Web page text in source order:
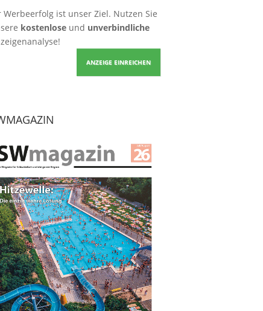
Werbeerfolg ist unser Ziel. Nutzen Sie
kostenloseund unverbindliche
ANZEIGE EINREICHEN